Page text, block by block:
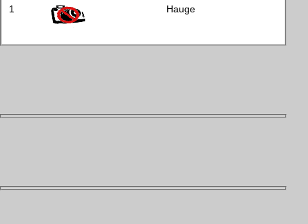
1 Hauge